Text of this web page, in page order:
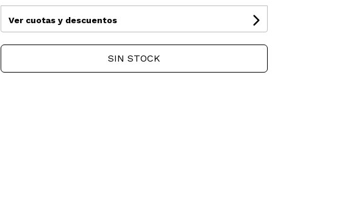
Ver cuotas y descuentos
SIN STOCK